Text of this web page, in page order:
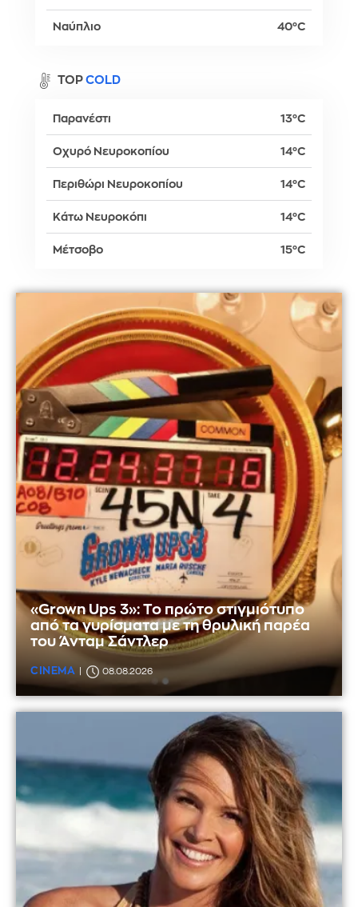
Ναύπλιο 40°C
TOP COLD
Παρανέστι 13°C
Οχυρό Νευροκοπίου 14°C
Περιθώρι Νευροκοπίου 14°C
Κάτω Νευροκόπι 14°C
Μέτσοβο 15°C
«Grown Ups 3»: Το πρώτο στιγμιότυπο
από τα γυρίσματα με τη θρυλική παρέα
του Άνταμ Σάντλερ
CINEMA 08.08.2026